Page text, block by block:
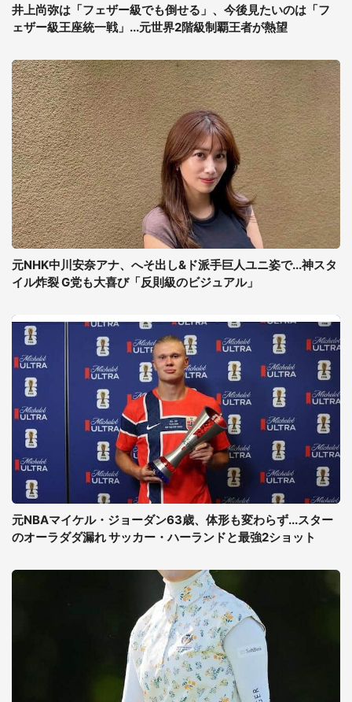
井上尚弥は「フェザー級でも倒せる」、今後見たいのは「フ
ェザー級王座統一戦」...元世界2階級制覇王者が熱望
元NHK中川安奈アナ、へそ出し&ド派手巨人ユニ姿で...神スタ
イル炸裂 G党も大喜び「反則級のビジュアル」
元NBAマイケル・ジョーダン63歳、体形も変わらず...スター
のオーラダダ漏れ サッカー・ハーランドと最強2ショット